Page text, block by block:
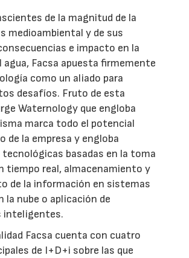
de la magnitud de la
medioambiental y de sus
e impacto en la
agua, Facsa apuesta firmemente
como un aliado para
desafíos. Fruto de esta
Waternology que engloba
marca todo el potencial
de la empresa y engloba
basadas en la toma
tiempo real, almacenamiento y
de la información en sistemas
la nube o aplicación de
inteligentes.
Facsa cuenta con cuatro
de I+D+i sobre las que